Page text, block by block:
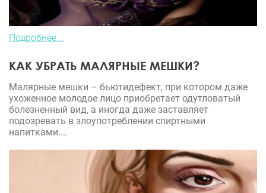
Подробнее...
КАК УБРАТЬ МАЛЯРНЫЕ МЕШКИ?
Малярные мешки – бьютидефект, при котором даже
ухоженное молодое лицо приобретает одутловатый
болезненный вид, а иногда даже заставляет
подозревать в злоупотреблении спиртными
напитками....